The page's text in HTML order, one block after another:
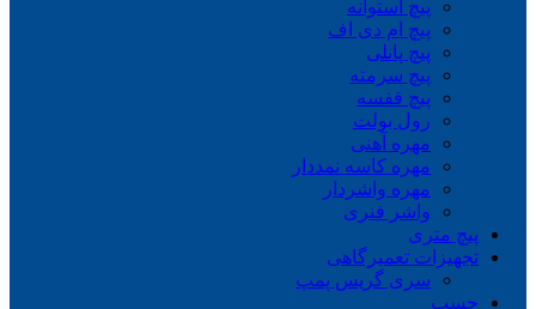
پیچ استوانه
پیچ ام دی اف
پیچ پانلی
پیچ سرمته
پیچ قفسه
رول بولت
مهره آهنی
مهره کاسه نمددار
مهره واشردار
واشر فنری
پیچ متری
تجهیزات تعمیرگاهی
سری گریس پمپ
چسب